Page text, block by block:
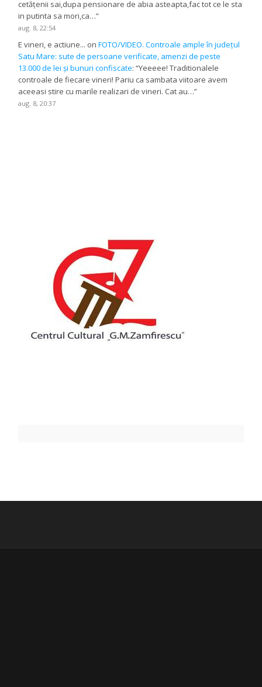
cetățenii sai,dupa pensionare de abia asteapta,fac tot ce le sta
in putinta sa mori,ca…”
aug. 8, 22:54
E vineri, e actiune... onFOTO/VIDEO. Controale ample în județul
Satu Mare: sute de persoane verificate, amenzi de peste
13.000 de lei și bunuri confiscate: “Yeeeee! Traditionalele
controale de fiecare vineri! Pariu ca sambata viitoare avem
aceeasi stire cu marile realizari de vineri. Cat au…”
aug. 8, 20:37